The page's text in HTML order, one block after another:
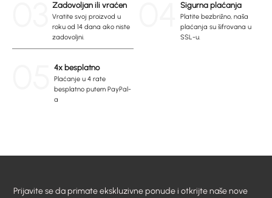
Zadovoljan ili vraćen
Vratite svoj proizvod u
roku od 14 dana ako niste
zadovoljni.
Sigurna plaćanja
Platite bezbrižno, naša
plaćanja su šifrovana u
SSL-u.
4x besplatno
Plaćanje u 4 rate
besplatno putem PayPal-
a
Prijavite se da primate ekskluzivne ponude i otkrijte naše nove